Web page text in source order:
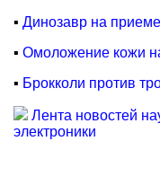
▪ Динозавр на приеме
▪ Омоложение кожи
▪ Брокколи против
Лента новостей
электроники